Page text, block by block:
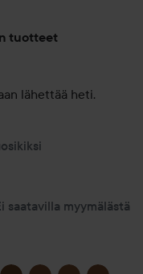
tuotteet
lähettää heti.
saatavilla myymälästä